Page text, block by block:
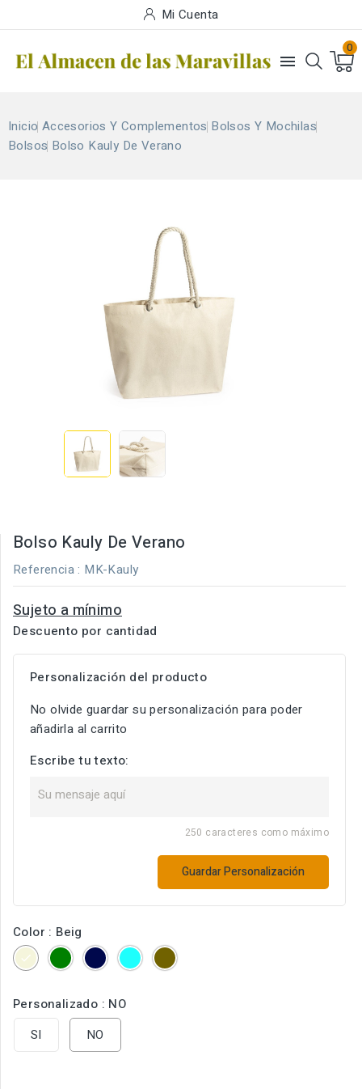
Mi Cuenta

0
Inicio Accesorios Y Complementos Bolsos Y Mochilas
Bolsos Bolso Kauly De Verano
Bolso Kauly De Verano
Referencia : MK-Kauly
Sujeto a mínimo
Descuento por cantidad
Personalización del producto
No olvide guardar su personalización para poder
añadirla al carrito
Escribe tu texto:
250 caracteres como máximo
Guardar Personalización
Color : Beig
Beig VerdeMarinoTurquesaMarrón
Personalizado : NO
SI
NO